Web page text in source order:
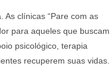
As clínicas “Pare com as
para aqueles que buscam
psicológico, terapia
recuperem suas vidas.